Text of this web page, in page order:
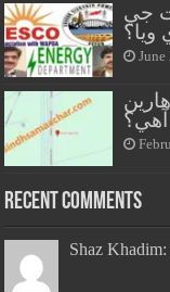
جي
June
آهي؟
Recent Comments
Shaz